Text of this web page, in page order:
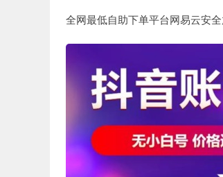
全网最低自助下单平台网易云安